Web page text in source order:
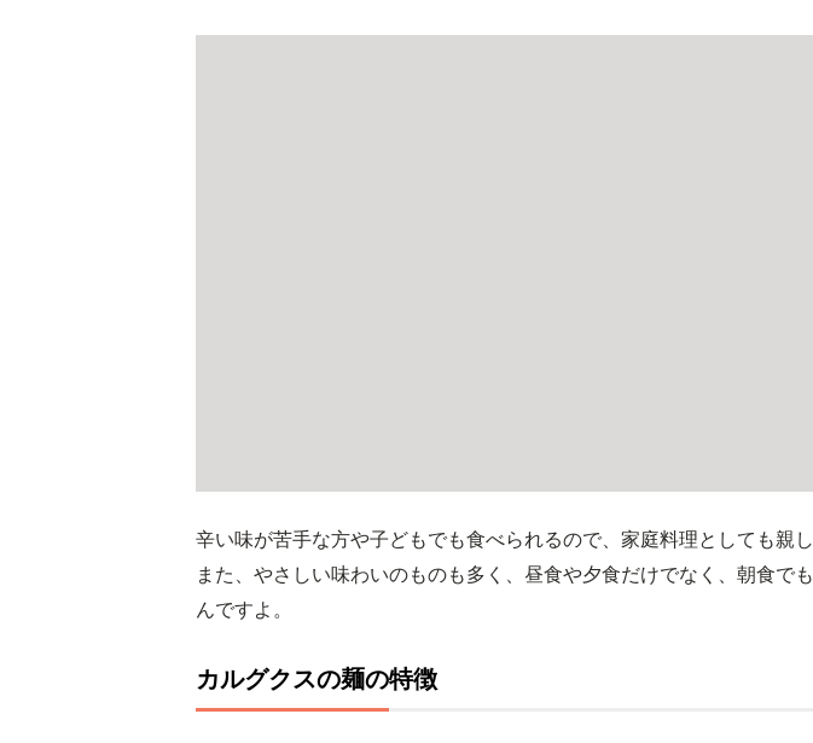
辛い味が苦手な方や子どもでも食べられるので、家庭料理としても親し
また、やさしい味わいのものも多く、昼食や夕食だけでなく、朝食で
んですよ。
カルグクスの麺の特徴